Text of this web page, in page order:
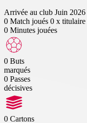
Arrivée au club Juin 2026
0 Match joués 0 x titulaire
0 Minutes jouées
0 Buts
marqués
0 Passes
décisives
0 Cartons